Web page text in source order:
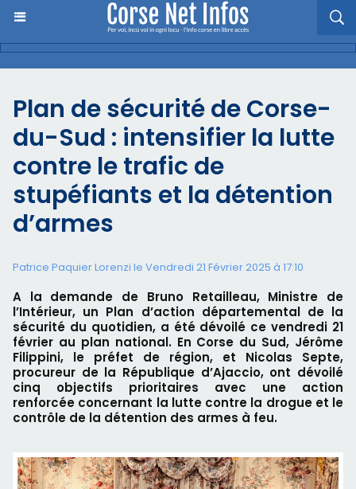
​Plan de sécurité de Corse-
du-Sud : intensifier la lutte
contre le trafic de
stupéfiants et la détention
d’armes
Patrice Paquier Lorenzi le Vendredi 21 Février 2025 à 17:10
A la demande de Bruno Retailleau, Ministre de
l’Intérieur, un Plan d’action départemental de la
sécurité du quotidien, a été dévoilé ce vendredi 21
février au plan national. En Corse du Sud, Jérôme
Filippini, le préfet de région, et Nicolas Septe,
procureur de la République d’Ajaccio, ont dévoilé
cinq objectifs prioritaires avec une action
renforcée concernant la lutte contre la drogue et le
contrôle de la détention des armes à feu.